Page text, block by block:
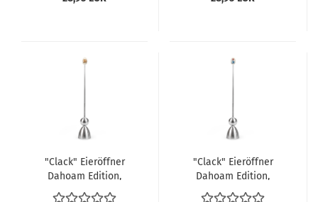
"Clack" Eieröffner
Dahoam Edition,
Keramikei Breze
"Clack" Eieröffner
Dahoam Edition,
Keramikei Dirndl